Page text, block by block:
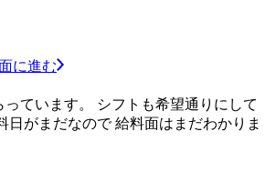
に進む
っています。 シフトも希望通りにして
日がまだなので 給料面はまだわかりま